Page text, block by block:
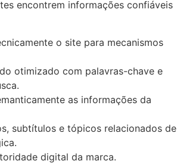
encontrem informações confiáveis
o site para mecanismos
otimizado com palavras-chave e
as informações da
subtítulos e tópicos relacionados de
digital da marca.